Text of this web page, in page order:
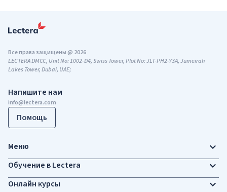
Напишите нам
info@lectera.com
Помощь
Все права защищены @ 2026
LECTERA DMCC, Unit No: 1002-D4, Swiss Tower, Plot No: JLT-PH2-Y3A, Jumeirah
Lakes Tower, Dubai, UAE;
Меню
Обучение в Lectera
Онлайн курсы